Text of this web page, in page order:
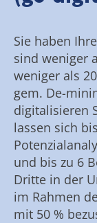
Sie haben
sind weniger
weniger als
gem. De-
digitalisieren
lassen sich
und bis zu 6
Dritte in der
im Rahmen
mit 50 %